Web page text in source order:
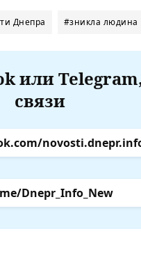
Днепра #зникла людина
или
связи
Dnepr_Info_New